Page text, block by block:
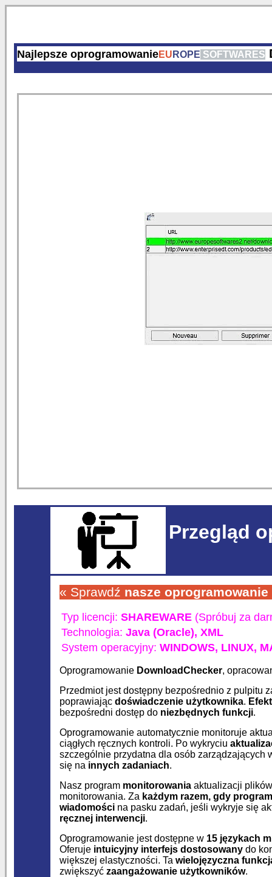
Najlepsze oprogramowanieEU ROPE SOFTWARES
Przegląd
« Sprawdź nasze oprogramowanie
Typ licencji: SHAREWARE (Spróbuj za
Technologia: Java (Oracle), XML
System operacyjny: WINDOWS, LINUX,
Oprogramowanie DownloadChecker,
Przedmiot jest dostępny bezpośrednio z pulpitu
poprawiając doświadczenie użytkownika.
bezpośredni dostęp do niezbędnych funkcji.
Oprogramowanie automatycznie monitoruje
ciągłych ręcznych kontroli. Po wykryciu
szczególnie przydatna dla osób
się na innych zadaniach.
Nasz program monitorowania aktualizacji
monitorowania. Za każdym razem, gdy
wiadomości na pasku zadań, jeśli wykryje się
ręcznej interwencji.
Oprogramowanie jest dostępne w 15 językach
Oferuje intuicyjny interfejs dostosowany do
większej elastyczności. Ta wielojęzyczna
zwiększyć zaangażowanie użytkowników.